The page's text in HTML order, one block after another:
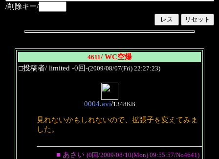
/削除キー/
4611/ WC空爆
□投稿者/ limited -0回-(2009/08/07(Fri) 22:27:23)
0004.avi/1348KB
見れないかもしれないので、拡張子を変えてみま
した。
■ あさい (0回/2009/08/10(Mon) 09:55:57/No4641)